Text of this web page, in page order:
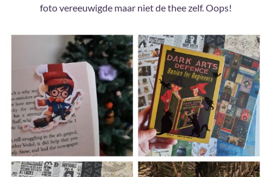
foto vereeuwigde maar niet de thee zelf. Oops!